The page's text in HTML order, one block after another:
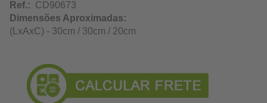
Ref.: CD90673
Dimensões Aproximadas:
(LxAxC) - 30cm / 30cm / 20cm